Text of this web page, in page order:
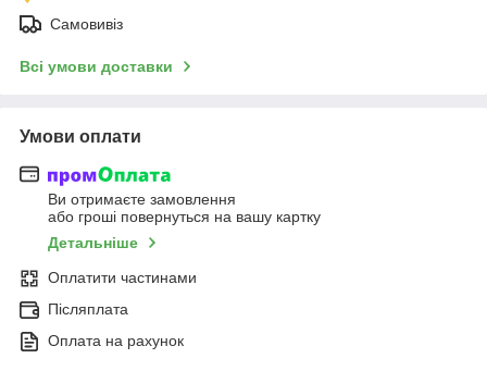
Самовивіз
Всі умови доставки
Умови оплати
Ви отримаєте замовлення
або гроші повернуться на вашу картку
Детальніше
Оплатити частинами
Післяплата
Оплата на рахунок